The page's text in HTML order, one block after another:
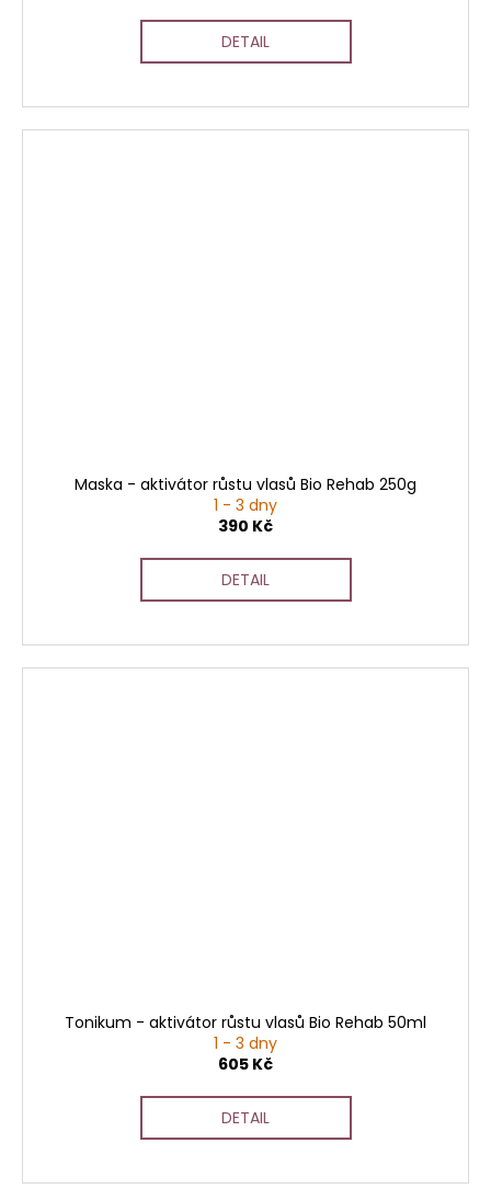
DETAIL
Maska - aktivátor růstu vlasů Bio Rehab 250g
1 - 3 dny
390 Kč
DETAIL
Tonikum - aktivátor růstu vlasů Bio Rehab 50ml
1 - 3 dny
605 Kč
DETAIL